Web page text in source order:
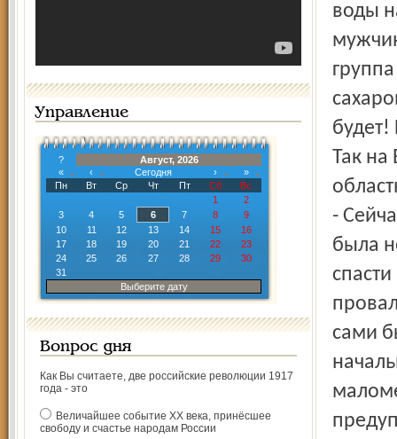
Управление
?
Август, 2026
«
‹ Сегодня ›
»
Пн
Вт Ср Чт Пт Сб
Вс
1
2
3
4 5 6 7 8
9
10
11 12 13 14 15
16
17
18 19 20 21 22
23
24
25 26 27 28 29
30
31
Выберите дату
Вопрос дня
Как Вы считаете, две российские революции 1917
года - это
Величайшее событие ХХ века, принёсшее
свободу и счастье народам России
воды
будет!
Так на
-
была
сами